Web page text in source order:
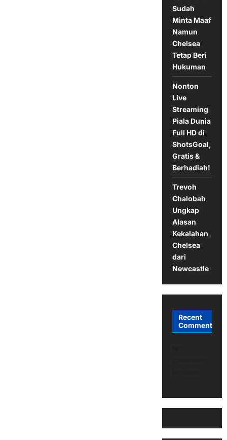
Sudah
Minta Maaf
Namun
Chelsea
Tetap Beri
Hukuman
Nonton
Live
Streaming
Piala Dunia
Full HD di
ShotsGoal,
Gratis &
Berhadiah!
Trevoh
Chalobah
Ungkap
Alasan
Kekalahan
Chelsea
dari
Newcastle
Recent
Comments